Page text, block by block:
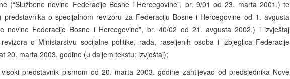
(“Službene novine Federacije Bosne i Hercegovine”, br. 9/01 od 23. marta 2001.) te
predstavnika o specijalnom revizoru za Federaciju Bosne i Hercegovine od 1. avgusta
novine Federacije Bosne i Hercegovine”, br. 40/02 od 21. avgusta 2002.) i izvještaj
o Ministarstvu socijalne politike, rada, raseljenih osoba i izbjeglica Federacije
20. marta 2003. godine (u daljem tekstu: izvještaj);
predstavnik pismom od 20. marta 2003. godine zahtijevao od predsjednika Nove